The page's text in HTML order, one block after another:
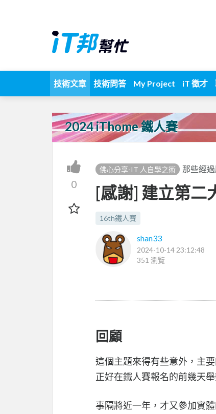
技術文章 技術問答 My Project iT 徵才
2024 iThome 鐵人賽
0
佛心分享-IT 人自學之術 那些經
[感謝] 建立第二
16th鐵人賽
shan33
2024-10-14 23:12:48
351 瀏覽
回顧
這個主題來得有些意外，主
正好在鐵人賽報名的前幾天
事隔將近一年，才又參加實